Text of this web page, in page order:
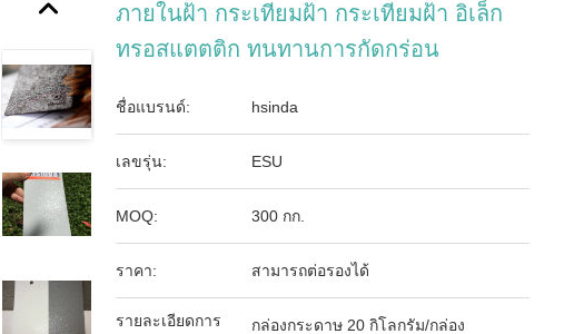
ภายในฝ้า กระเทียมฝ้า กระเทียมฝ้า อิเล็ก
ทรอสแตตติก ทนทานการกัดกร่อน
ชื่อแบรนด์: hsinda
เลขรุ่น: ESU
MOQ: 300 กก.
ราคา: สามารถต่อรองได้
รายละเอียดการ
กล่องกระดาษ 20 กิโลกรัม/กล่อง